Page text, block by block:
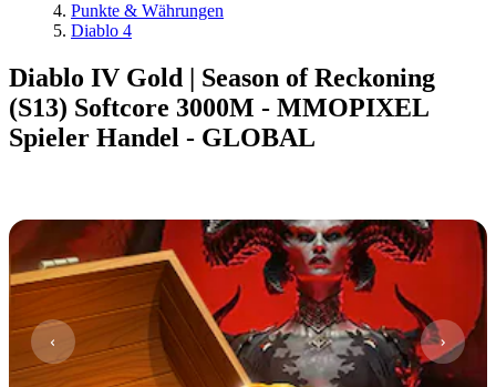
Punkte & Währungen
Diablo 4
Diablo IV Gold | Season of Reckoning
(S13) Softcore 3000M - MMOPIXEL
Spieler Handel - GLOBAL